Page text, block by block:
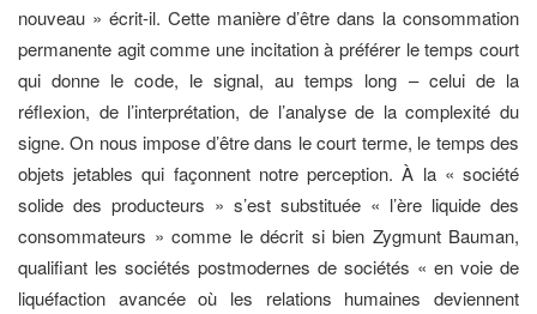
nouveau » écrit-il. Cette manière d’être dans la consommation
permanente agit comme une incitation à préférer le temps court
qui donne le code, le signal, au temps long – celui de la
réflexion, de l’interprétation, de l’analyse de la complexité du
signe. On nous impose d’être dans le court terme, le temps des
objets jetables qui façonnent notre perception. À la « société
solide des producteurs » s’est substituée « l’ère liquide des
consommateurs » comme le décrit si bien Zygmunt Bauman,
qualifiant les sociétés postmodernes de sociétés « en voie de
liquéfaction avancée où les relations humaines deviennent